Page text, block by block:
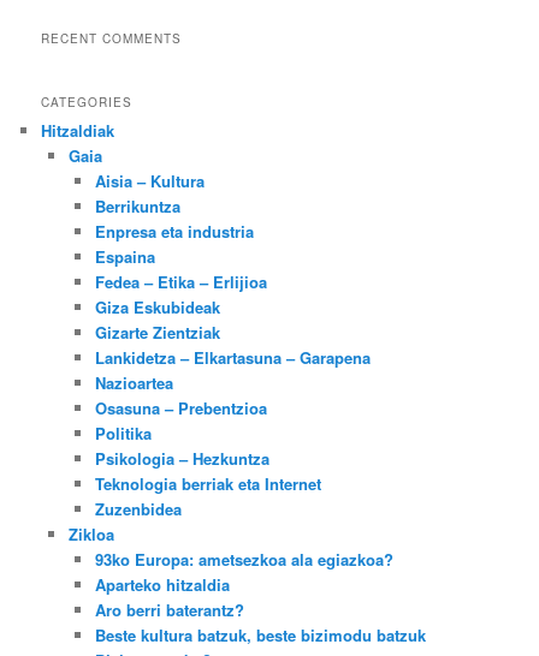
RECENT COMMENTS
CATEGORIES
Hitzaldiak
Gaia
Aisia – Kultura
Berrikuntza
Enpresa eta industria
Espaina
Fedea – Etika – Erlijioa
Giza Eskubideak
Gizarte Zientziak
Lankidetza – Elkartasuna – Garapena
Nazioartea
Osasuna – Prebentzioa
Politika
Psikologia – Hezkuntza
Teknologia berriak eta Internet
Zuzenbidea
Zikloa
93ko Europa: ametsezkoa ala egiazkoa?
Aparteko hitzaldia
Aro berri baterantz?
Beste kultura batzuk, beste bizimodu batzuk